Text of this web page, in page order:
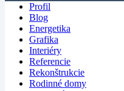
Profil
Blog
Energetika
Grafika
Interiéry
Referencie
Rekonštrukcie
Rodinné domy